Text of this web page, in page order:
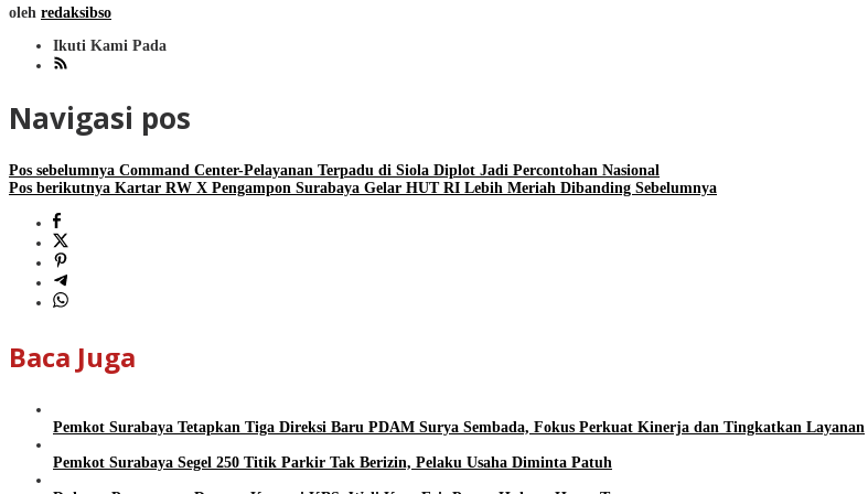
oleh redaksibso
Ikuti Kami Pada
Navigasi pos
Pos sebelumnya Command Center-Pelayanan Terpadu di Siola Diplot Jadi Percontohan Nasional
Pos berikutnya Kartar RW X Pengampon Surabaya Gelar HUT RI Lebih Meriah Dibanding Sebelumnya
Baca Juga
Pemkot Surabaya Tetapkan Tiga Direksi Baru PDAM Surya Sembada, Fokus Perkuat Kinerja dan Tingkatkan Layanan
Pemkot Surabaya Segel 250 Titik Parkir Tak Berizin, Pelaku Usaha Diminta Patuh